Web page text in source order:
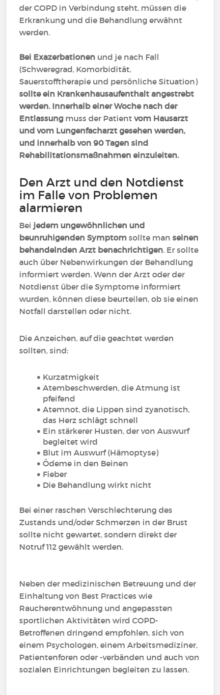
der COPD in Verbindung steht, müssen die
Erkrankung und die Behandlung erwähnt
werden.
Bei Exazerbationen und je nach Fall
(Schweregrad, Komorbidität,
Sauerstofftherapie und persönliche Situation)
sollte ein Krankenhausaufenthalt angestrebt
werden. Innerhalb einer Woche nach der
Entlassung muss der Patientvom Hausarzt
und vom Lungenfacharzt gesehen werden,
und innerhalb von 90 Tagen sind
Rehabilitationsmaßnahmen einzuleiten.
Den Arzt und den Notdienst
im Falle von Problemen
alarmieren
Bei jedem ungewöhnlichen und
beunruhigenden Symptomsollte manseinen
behandelnden Arzt benachrichtigen. Er sollte
auch über Nebenwirkungen der Behandlung
informiert werden. Wenn der Arzt oder der
Notdienst über die Symptome informiert
wurden, können diese beurteilen, ob sie einen
Notfall darstellen oder nicht.
Die Anzeichen, auf die geachtet werden
sollten, sind:
Kurzatmigkeit
Atembeschwerden, die Atmung ist
pfeifend
Atemnot, die Lippen sind zyanotisch,
das Herz schlägt schnell
Ein stärkerer Husten, der von Auswurf
begleitet wird
Blut im Auswurf (Hämoptyse)
Ödeme in den Beinen
Fieber
Die Behandlung wirkt nicht
Bei einer raschen Verschlechterung des
Zustands und/oder Schmerzen in der Brust
sollte nicht gewartet, sondern direkt der
Notruf 112 gewählt werden.
Neben der medizinischen Betreuung und der
Einhaltung von Best Practices wie
Raucherentwöhnung und angepassten
sportlichen Aktivitäten wird COPD-
Betroffenen dringend empfohlen, sich von
einem Psychologen, einem Arbeitsmediziner,
Patientenforen oder -verbänden und auch von
sozialen Einrichtungen begleiten zu lassen.